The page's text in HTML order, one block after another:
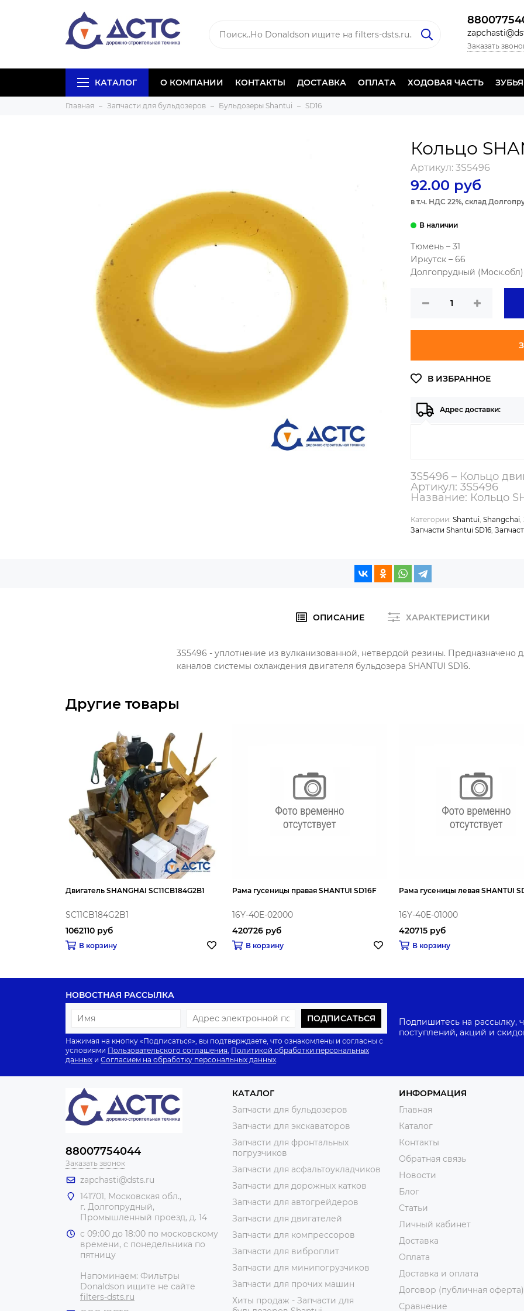
Заказать
КАТАЛОГ О КОМПАНИИ КОНТАКТЫ ДОСТАВКА ОПЛАТА ХОДОВАЯ ЧАСТЬ
Главная Запчасти для бульдозеров Бульдозеры Shantui SD16
Кольцо
Артикул: 3S5496
92.00 руб
в т.ч. НДС 22%, склад
Тюмень – 31
Иркутск – 66
Долгопрудный (Моск.обл)
Адрес доставки:
3S5496 – Кольцо
Артикул: 3S5496
Название: Кольцо
Категории: Shantui Shangchai
Запчасти Shantui SD16
ОПИСАНИЕ ХАРАКТЕРИСТИКИ
3S5496 - уплотнение из вулканизованной, нетвердой резины. Предназначено
каналов системы охлаждения двигателя бульдозера SHANTUI SD16.
Другие товары
Двигатель SHANGHAI SC11CB184G2B1
SC11CB184G2B1
1062110 руб
В корзину
Рама гусеницы правая SHANTUI SD16F
16Y-40E-02000
420726 руб
В корзину
Рама гусеницы левая SHANTUI
16Y-40E-01000
420715 руб
В корзину
НОВОСТНАЯ РАССЫЛКА
ПОДПИСАТЬСЯ
Нажимая на кнопку «Подписаться», вы подтверждаете, что ознакомлены и согласны с
условиями Пользовательского соглашения Политикой обработки персональных
данных и Согласием на обработку персональных данных
Подпишитесь на рассылку,
поступлений, акций и
88007754044
Заказать звонок
zapchasti@dsts.ru
141701, Московская обл.,
г. Долгопрудный,
Промышленный проезд, д. 14
с 09:00 до 18:00 по московскому
времени, с понедельника по
пятницу
Напоминаем: Фильтры
Donaldson ищите не сайте
filters-dsts.ru
КАТАЛОГ
Запчасти для бульдозеров
Запчасти для экскаваторов
Запчасти для фронтальных
погрузчиков
Запчасти для асфальтоукладчиков
Запчасти для дорожных катков
Запчасти для автогрейдеров
Запчасти для двигателей
Запчасти для компрессоров
Запчасти для виброплит
Запчасти для минипогрузчиков
Запчасти для прочих машин
Хиты продаж - Запчасти для
ИНФОРМАЦИЯ
Главная
Каталог
Контакты
Обратная связь
Новости
Блог
Статьи
Личный кабинет
Доставка
Оплата
Доставка и оплата
Договор (публичная оферта)
Сравнение